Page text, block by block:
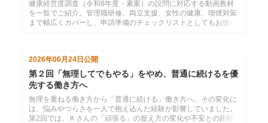
健康経営度調査（令和8年度・素案）の設問に対応する動画教材
を一覧でご紹介。管理職研修、両立支援、女性の健康、喫煙対策
まで幅広くカバーし、申請準備のチェックリストとしてもお使い
2026年06月24日公開
第２回「無理してでもやる」をやめ、普通に続けるを優
先する働き方へ
無理を重ねる働き方から「普通に続ける」働き方へ。その変化に
は、悩みやつらさを一人で抱え込んだ経験が影響していました。
第2回では、Ｋさんの「頑張る」の捉え方の変化や不安との距離